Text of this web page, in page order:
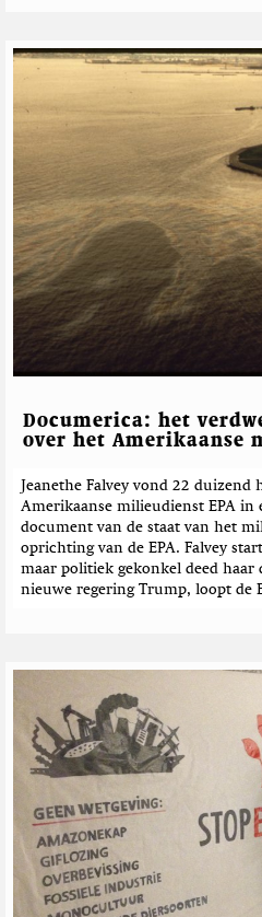
Documerica: het
over het Amerikaanse
Jeanethe Falvey vond 22
Amerikaanse milieudienst EPA in
document van de staat van het
oprichting van de EPA. Falvey
maar politiek gekonkel deed haar
nieuwe regering Trump, loopt de